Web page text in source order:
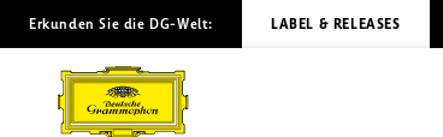
Sven
Helbig
Erkunden Sie die DG-Welt: LABEL & RELEASES